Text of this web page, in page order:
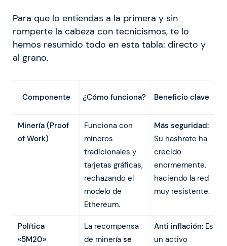
Para que lo entiendas a la primera y sin
romperte la cabeza con tecnicismos, te lo
hemos resumido todo en esta tabla: directo y
al grano.
Componente ¿Cómo funciona? Beneficio clave
Minería (Proof
of Work)
Funciona con
mineros
tradicionales y
tarjetas gráficas,
rechazando el
modelo de
Ethereum.
Más seguridad:
Su hashrate ha
crecido
enormemente,
haciendo la red
muy resistente.
Política
«5M20»
La recompensa
de minería se
Anti inflación:Es
un activo